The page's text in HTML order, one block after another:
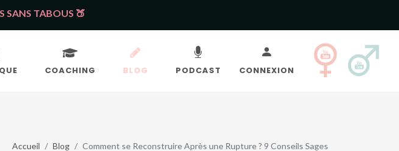
SANS TABOUS 🍑
COACHING BLOG PODCAST CONNEXION
Accueil Blog Comment se Reconstruire Après une Rupture ? 9 Conseils Sages